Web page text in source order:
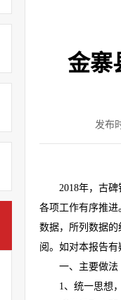
金寨
发布
2018年，古碑
各项工作有序推进
数据，所列数据的
阅。如对本报告有
一、主要做法
1、统一思想